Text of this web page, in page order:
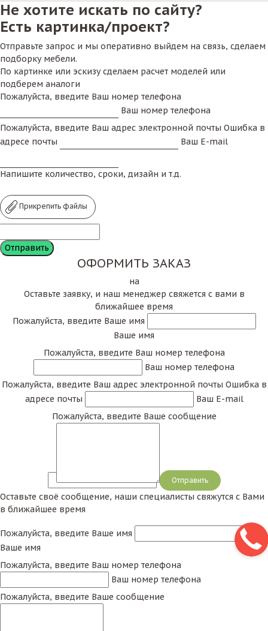
Не хотите искать по сайту?
Есть картинка/проект?
Отправьте запрос и мы оперативно выйдем на связь, сделаем
подборку мебели.
По картинке или эскизу сделаем расчет моделей или
подберем аналоги
Пожалуйста, введите Ваш номер телефона
Ваш номер телефона
Пожалуйста, введите Ваш адрес электронной почты Ошибка в
адресе почты
Ваш E-mail
Напишите количество, сроки, дизайн и т.д.
Прикрепить файлы
ОФОРМИТЬ ЗАКАЗ
на
Оставьте заявку, и наш менеджер свяжется с вами в
ближайшее время
Пожалуйста, введите Ваше имя
Ваше имя
Пожалуйста, введите Ваш номер телефона
Ваш номер телефона
Пожалуйста, введите Ваш адрес электронной почты Ошибка в
адресе почты
Ваш E-mail
Пожалуйста, введите Ваше сообщение
Сообщение
Оставьте своё сообщение, наши специалисты свяжутся с Вами
в ближайшее время
Пожалуйста, введите Ваше имя
Ваше имя
Пожалуйста, введите Ваш номер телефона
Ваш номер телефона
Пожалуйста, введите Ваше сообщение